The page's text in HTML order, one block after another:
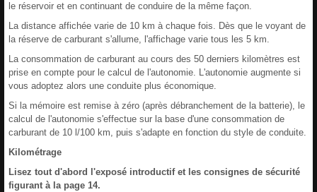
le réservoir et en continuant de conduire de la même façon.
La distance affichée varie de 10 km à chaque fois. Dès que le voyant de
la réserve de carburant s'allume, l'affichage varie tous les 5 km.
La consommation de carburant au cours des 50 derniers kilomètres est
prise en compte pour le calcul de l'autonomie. L'autonomie augmente si
vous adoptez alors une conduite plus économique.
Si la mémoire est remise à zéro (après débranchement de la batterie), le
calcul de l'autonomie s'effectue sur la base d'une consommation de
carburant de 10 l/100 km, puis s'adapte en fonction du style de conduite.
Kilométrage
Lisez tout d'abord l'exposé introductif et les consignes de sécurité
figurant à la page 14.